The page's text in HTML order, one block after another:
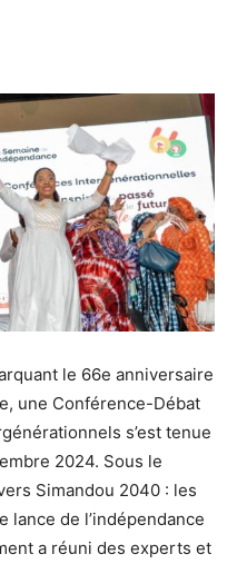
le 66e anniversaire
une Conférence-Débat
s’est tenue
2024. Sous le
Simandou 2040 : les
de l’indépendance
a réuni des experts et